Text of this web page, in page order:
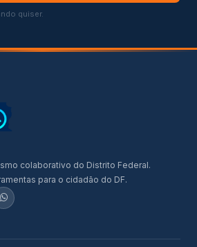
quiser.
colaborativo do Distrito Federal.
para o cidadão do DF.